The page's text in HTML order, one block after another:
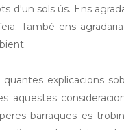
d'un sols ús. Ens
També ens
explicacions
aquestes
barraques es